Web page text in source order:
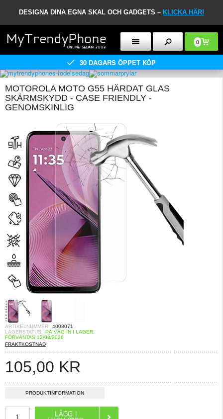
DESIGNA DINA EGNA SKAL OCH GADGETS – KLICKA HÄR!
0
30 DAGARS ÖPPET KÖP
MOTOROLA MOTO G55 HÄRDAT GLAS
SKÄRMSKYDD - CASE FRIENDLY -
GENOMSKINLIG
ARTIKELNUMMER: 4008071
LAGERSTATUS: PÅ VÄG IN I LAGER.
FÖRVÄNTAS 12/08/2026
FRAKTKOSTNAD
105,00 KR
PRODUKTINFORMATION